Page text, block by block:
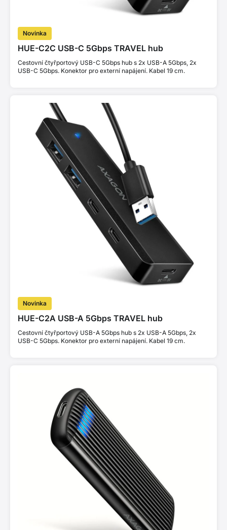
Novinka
HUE-C2C USB-C 5Gbps TRAVEL hub
Cestovní čtyřportový USB-C 5Gbps hub s 2x USB-A 5Gbps, 2x
USB-C 5Gbps. Konektor pro externí napájení. Kabel 19 cm.
Novinka
HUE-C2A USB-A 5Gbps TRAVEL hub
Cestovní čtyřportový USB-A 5Gbps hub s 2x USB-A 5Gbps, 2x
USB-C 5Gbps. Konektor pro externí napájení. Kabel 19 cm.